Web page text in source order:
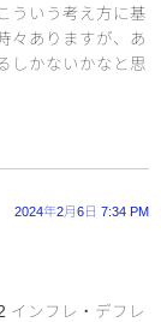
ういう考え方に基
々ありますが、あ
しかないかなと思
2024年2月6日 7:34 PM
インフレ・デフレ